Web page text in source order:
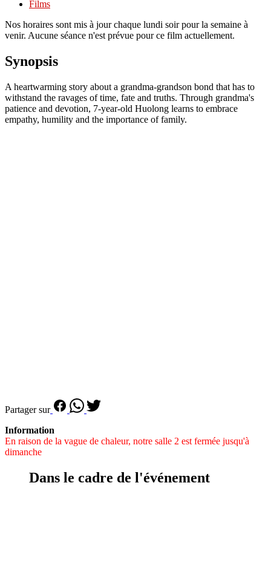
Films
Nos horaires sont mis à jour chaque lundi soir pour la semaine à
venir. Aucune séance n'est prévue pour ce film actuellement.
Synopsis
A heartwarming story about a grandma-grandson bond that has to
withstand the ravages of time, fate and truths. Through grandma's
patience and devotion, 7-year-old Huolong learns to embrace
empathy, humility and the importance of family.
Partager sur
Information
En raison de la vague de chaleur, notre salle 2 est fermée jusqu'à
dimanche
Dans le cadre de l'événement